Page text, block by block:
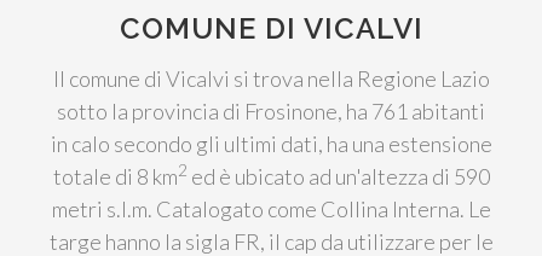
COMUNE DI VICALVI
Il comune di Vicalvi si trova nella Regione Lazio
sotto la provincia di Frosinone, ha 761 abitanti
in calo secondo gli ultimi dati, ha una estensione
totale di 8 km2 ed è ubicato ad un'altezza di 590
metri s.l.m. Catalogato come Collina Interna. Le
targe hanno la sigla FR, il cap da utilizzare per le